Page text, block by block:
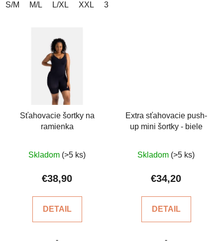
S/M M/L L/XL XXL 3XL/4XL
Sťahovacie šortky na
ramienka
hodnotenie
produktu
z
hviezdičiek.
Skladom (>5 ks)
€38,90
DETAIL
-
Extra sťahovacie push-
up mini šortky - biele
hodnotenie
produktu
z
hviezdičiek.
Skladom (>5 ks)
€34,20
DETAIL
-